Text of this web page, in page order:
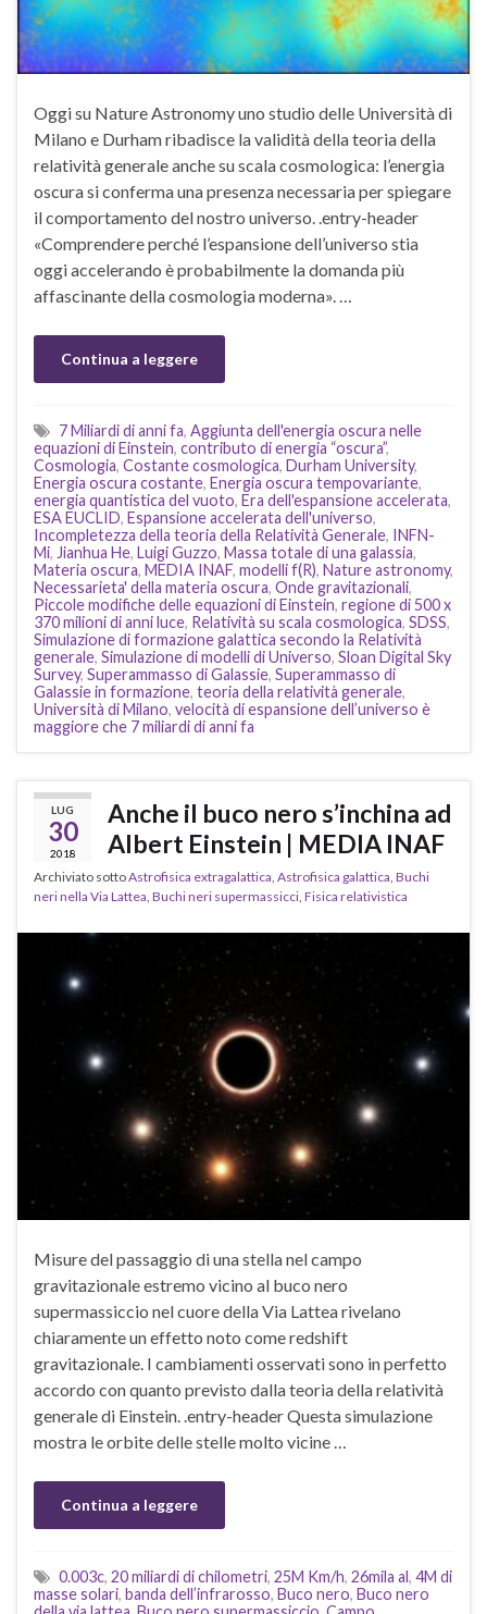
Oggi su Nature Astronomy uno studio delle Università di
Milano e Durham ribadisce la validità della teoria della
relatività generale anche su scala cosmologica: l’energia
oscura si conferma una presenza necessaria per spiegare
il comportamento del nostro universo. .entry-header
«Comprendere perché l’espansione dell’universo stia
oggi accelerando è probabilmente la domanda più
affascinante della cosmologia moderna». …
Continua a leggere
7 Miliardi di anni fa, Aggiunta dell'energia oscura nelle
equazioni di Einstein, contributo di energia “oscura”,
Cosmologia, Costante cosmologica, Durham University,
Energia oscura costante, Energia oscura tempovariante,
energia quantistica del vuoto, Era dell'espansione accelerata,
ESA EUCLID, Espansione accelerata dell'universo,
Incompletezza della teoria della Relatività Generale, INFN-
Mi, Jianhua He, Luigi Guzzo, Massa totale di una galassia,
Materia oscura, MEDIA INAF, modelli f(R), Nature astronomy,
Necessarieta' della materia oscura, Onde gravitazionali,
Piccole modifiche delle equazioni di Einstein, regione di 500 x
370 milioni di anni luce, Relatività su scala cosmologica, SDSS,
Simulazione di formazione galattica secondo la Relatività
generale, Simulazione di modelli di Universo, Sloan Digital Sky
Survey, Superammasso di Galassie, Superammasso di
Galassie in formazione, teoria della relatività generale,
Università di Milano, velocità di espansione dell’universo è
maggiore che 7 miliardi di anni fa
LUG
30
2018
Anche il buco nero s’inchina ad
Albert Einstein | MEDIA INAF
Archiviato sottoAstrofisica extragalattica Astrofisica galattica Buchi
neri nella Via Lattea Buchi neri supermassicci Fisica relativistica
Misure del passaggio di una stella nel campo
gravitazionale estremo vicino al buco nero
supermassiccio nel cuore della Via Lattea rivelano
chiaramente un effetto noto come redshift
gravitazionale. I cambiamenti osservati sono in perfetto
accordo con quanto previsto dalla teoria della relatività
generale di Einstein. .entry-header Questa simulazione
mostra le orbite delle stelle molto vicine …
Continua a leggere
0.003c, 20 miliardi di chilometri, 25M Km/h, 26mila al, 4M di
masse solari, banda dell’infrarosso, Buco nero, Buco nero